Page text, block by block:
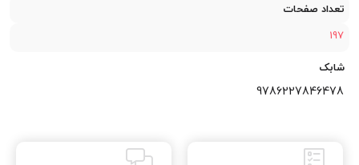
تعداد صفحات
197
شابک
9786227846478